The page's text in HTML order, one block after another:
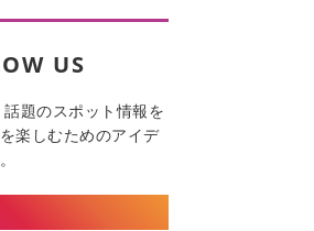
US
題のスポット情報を
楽しむためのアイデ